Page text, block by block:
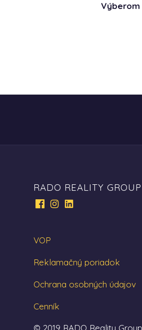
RADO REALITY GROUP
VOP
Reklamačný poriadok
Ochrana osobných údajov
Cenník
© 2019 RADO Reality Group